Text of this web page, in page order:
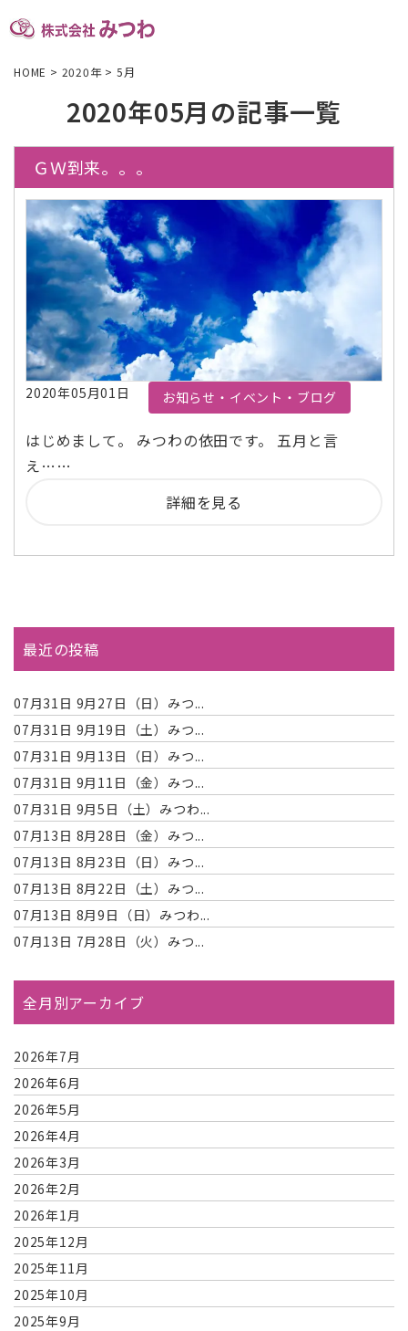
HOME > 2020年>5月
2020年05月の記事一覧
ＧＷ到来。。。
2020年05月01日 お知らせ・イベント・ブログ
はじめまして。 みつわの依田です。 五月と言
え……
詳細を見る
最近の投稿
07月31日 9月27日（日）みつ...
07月31日 9月19日（土）みつ...
07月31日 9月13日（日）みつ...
07月31日 9月11日（金）みつ...
07月31日 9月5日（土）みつわ...
07月13日 8月28日（金）みつ...
07月13日 8月23日（日）みつ...
07月13日 8月22日（土）みつ...
07月13日 8月9日（日）みつわ...
07月13日 7月28日（火）みつ...
全月別アーカイブ
2026年7月
2026年6月
2026年5月
2026年4月
2026年3月
2026年2月
2026年1月
2025年12月
2025年11月
2025年10月
2025年9月